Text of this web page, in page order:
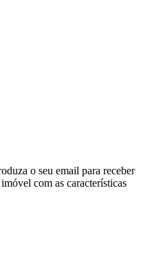
o seu email para receber
com as características